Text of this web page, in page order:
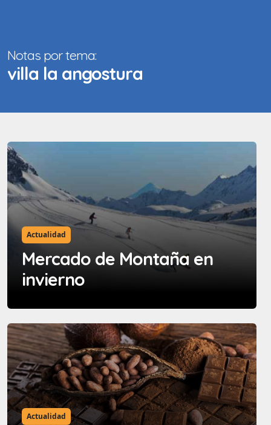
Notas por tema:
villa la angostura
Actualidad
Mercado de Montaña en
invierno
Actualidad